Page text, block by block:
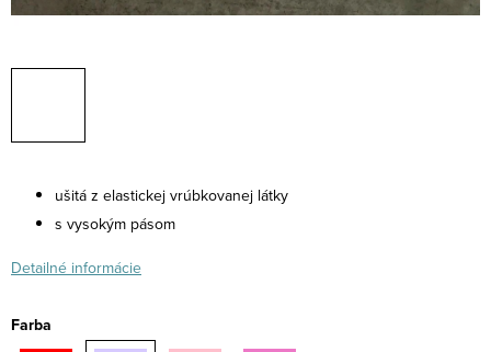
ušitá z elastickej vrúbkovanej látky
s vysokým pásom
Detailné informácie
Farba